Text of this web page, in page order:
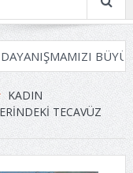
KADIN
TECAVÜZ